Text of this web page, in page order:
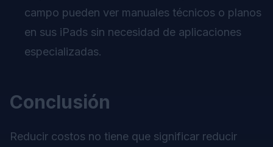
campo pueden ver manuales técnicos o planos
en sus iPads sin necesidad de aplicaciones
especializadas.
Conclusión
Reducir costos no tiene que significar reducir